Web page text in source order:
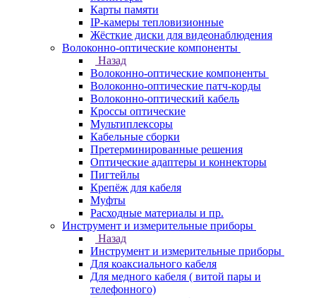
Карты памяти
IP-камеры тепловизионные
Жёсткие диски для видеонаблюдения
Волоконно-оптические компоненты
Назад
Волоконно-оптические компоненты
Волоконно-оптические патч-корды
Волоконно-оптический кабель
Кроссы оптические
Мультиплексоры
Кабельные сборки
Претерминированные решения
Оптические адаптеры и коннекторы
Пигтейлы
Крепёж для кабеля
Муфты
Расходные материалы и пр.
Инструмент и измерительные приборы
Назад
Инструмент и измерительные приборы
Для коаксиального кабеля
Для медного кабеля ( витой пары и
телефонного)